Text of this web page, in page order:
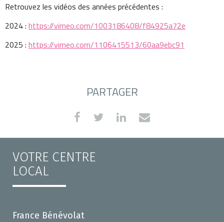
Retrouvez les vidéos des années précédentes :
2024 : https://vimeo.com/1003186408/f84925a72e
2025 : https://vimeo.com/1106415513/60aa9ebc91
PARTAGER
VOTRE CENTRE
LOCAL
France Bénévolat